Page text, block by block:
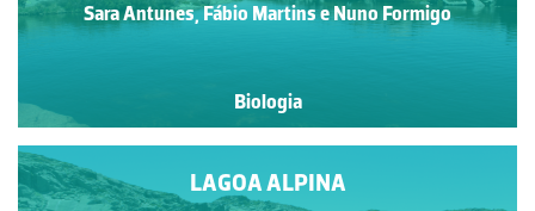
Sara Antunes, Fábio Martins e Nuno Formigo
Biologia
LAGOA ALPINA